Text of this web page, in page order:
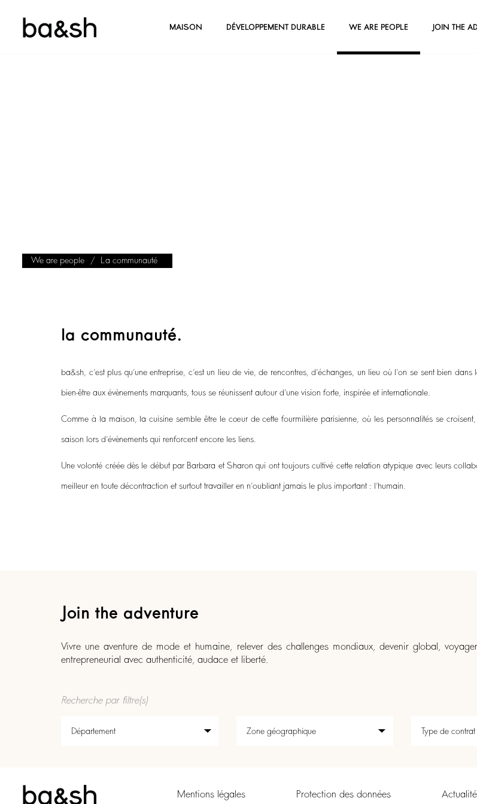
MAISON DÉVELOPPEMENT DURABLE WE ARE PEOPLE JOIN THE
We are people La communauté
la communauté.
ba&sh, c’est plus qu’une entreprise, c’est un lieu de vie, de rencontres, d’échanges, un lieu où l’on se sent bien
bien-être aux évènements marquants, tous se réunissent autour d’une vision forte, inspirée et internationale.
Comme à la maison, la cuisine semble être le cœur de cette fourmilière parisienne, où les personnalités se
saison lors d’évènements qui renforcent encore les liens.
Une volonté créée dès le début par Barbara et Sharon qui ont toujours cultivé cette relation atypique avec leurs
meilleur en toute décontraction et surtout travailler en n’oubliant jamais le plus important : l’humain.
Join the adventure
Vivre une aventure de mode et humaine, relever des challenges mondiaux, devenir global,
entrepreneurial avec authenticité, audace et liberté.
Recherche par filtre(s)
Mentions légales Protection des données